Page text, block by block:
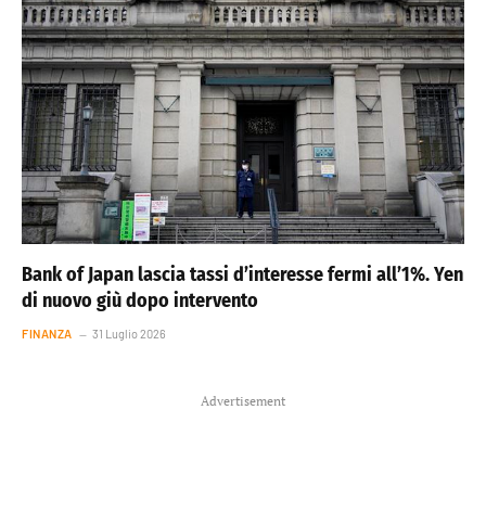
Bank of Japan lascia tassi d’interesse fermi all’1%. Yen
di nuovo giù dopo intervento
FINANZA 31 Luglio 2026
Advertisement